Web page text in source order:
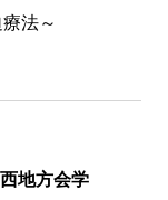
法～
地方会学